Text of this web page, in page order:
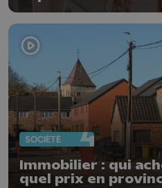
SOCIÉTÉ
Immobilier : qui
quel prix en